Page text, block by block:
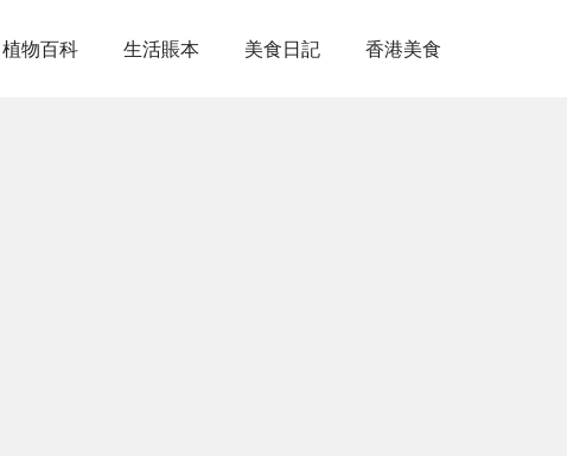
植物百科 生活賬本 美食日記 香港美食